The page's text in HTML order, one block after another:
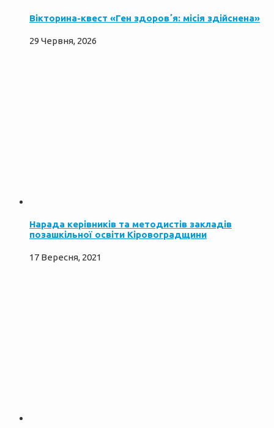
Вікторина-квест «Ген здоровʼя: місія здійснена»
29 Червня, 2026
Нарада керівників та методистів закладів
позашкільної освіти Кіровоградщини
17 Вересня, 2021